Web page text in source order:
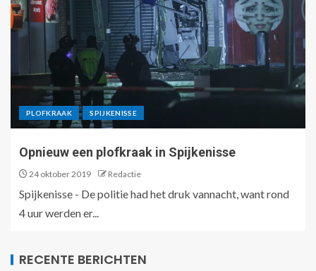
PLOFKRAAK SPIJKENISSE
Opnieuw een plofkraak in Spijkenisse
24 oktober 2019 Redactie
Spijkenisse - De politie had het druk vannacht, want rond
4 uur werden er...
RECENTE BERICHTEN